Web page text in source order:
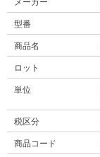
型番
商品名
ロット
単位
税区分
商品コード